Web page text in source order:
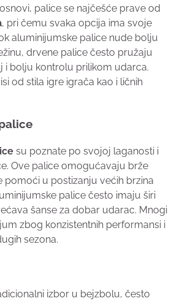
palice se najčešće prave od
, pri čemu svaka opcija ima svoje
aluminijumske palice nude bolju
drvene palice često pružaju
i bolju kontrolu prilikom udarca.
od stila igre igrača kao i ličnih
su poznate po svojoj laganosti i
Ove palice omogućavaju brže
pomoći u postizanju većih brzina
palice često imaju širi
šanse za dobar udarac. Mnogi
zbog konzistentnih performansi i
sezona.
izbor u bejzbolu, često